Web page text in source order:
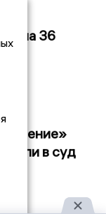
на 36
в суд